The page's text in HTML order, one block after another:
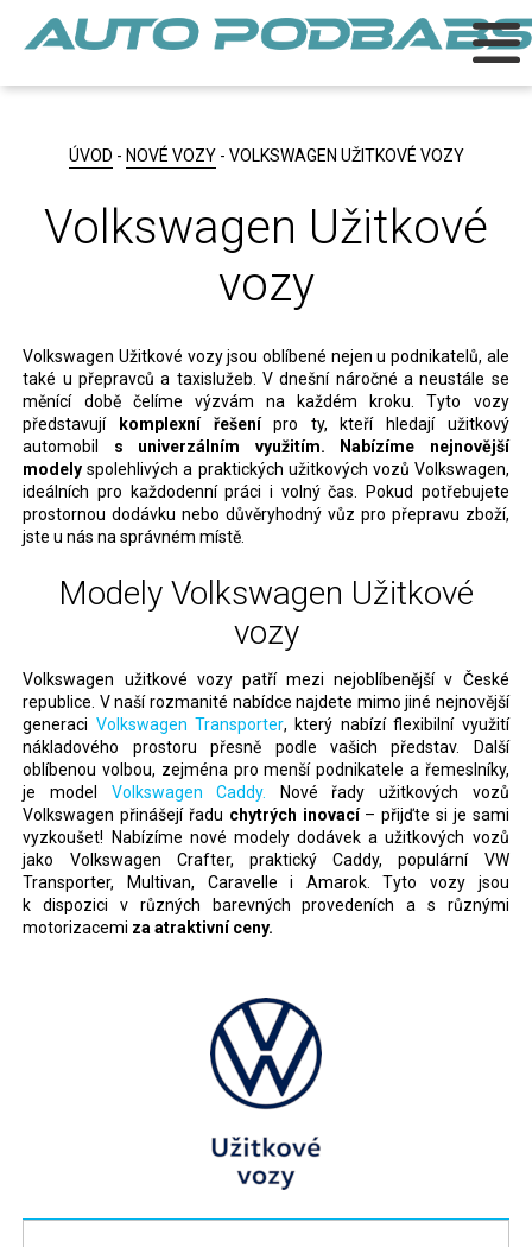
ÚVOD - NOVÉ VOZY- VOLKSWAGEN UŽITKOVÉ VOZY
Volkswagen Užitkové
vozy
Volkswagen Užitkové vozy jsou oblíbené nejen u podnikatelů, ale
také u přepravců a taxislužeb. V dnešní náročné a neustále se
měnící době čelíme výzvám na každém kroku. Tyto vozy
představují komplexní řešenípro ty, kteří hledají užitkový
automobil s univerzálním využitím.
Nabízíme nejnovější
modely spolehlivých a praktických užitkových vozů Volkswagen,
ideálních pro každodenní práci i volný čas. Pokud potřebujete
prostornou dodávku nebo důvěryhodný vůz pro přepravu zboží,
jste u nás na správném místě.
Modely Volkswagen Užitkové
vozy
Volkswagen užitkové vozy patří mezi nejoblíbenější v České
republice. V naší rozmanité nabídce najdete mimo jiné nejnovější
generaci Volkswagen Transporter, který nabízí flexibilní využití
nákladového prostoru přesně podle vašich představ. Další
oblíbenou volbou, zejména pro menší podnikatele a řemeslníky,
je model Volkswagen Caddy.
Nové řady užitkových vozů
Volkswagen přinášejí řadu chytrých inovací– přijďte si je sami
vyzkoušet! Nabízíme nové modely dodávek a užitkových vozů
jako Volkswagen Crafter, praktický Caddy, populární VW
Transporter, Multivan, Caravelle i Amarok. Tyto vozy jsou
k dispozici v různých barevných provedeních a s různými
motorizacemi za atraktivní ceny.